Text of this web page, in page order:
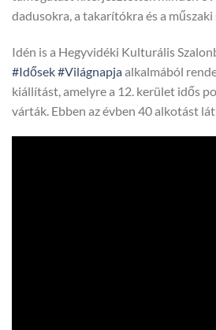
dadusokra, a takarítókra és a műszaki
Idén is a Hegyvidéki Kulturális
#Idősek#Világnapjaalkalmából
kiállítást, amelyre a 12. kerület idős
várták. Ebben az évben 40 alkotást